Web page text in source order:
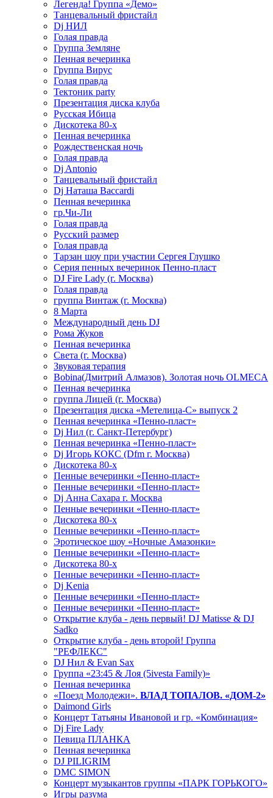
Легенда! Группа «Демо»
Танцевальный фристайл
Dj НИЛ
Голая правда
Группа Земляне
Пенная вечеринка
Группа Вирус
Голая правда
Тектоник party
Презентация диска клуба
Русская Ибица
Дискотека 80-х
Пенная вечеринка
Рождественская ночь
Голая правда
Dj Antonio
Танцевальный фристайл
Dj Наташа Baccardi
Пенная вечеринка
гр.Чи-Ли
Голая правда
Русский размер
Голая правда
Тарзан шоу при участии Сергея Глушко
Серия пенных вечеринок Пенно-пласт
DJ Fire Lady (г. Москва)
Голая правда
группа Винтаж (г. Москва)
8 Марта
Международный день DJ
Рома Жуков
Пенная вечеринка
Света (г. Москва)
Звуковая терапия
Bobina(Дмитрий Алмазов). Золотая ночь OLMECA
Пенная вечеринка
группа Лицей (г. Москва)
Презентация диска «Метелица-С» выпуск 2
Пенная вечеринка «Пенно-пласт»
Dj Нил (г. Санкт-Петербург)
Пенная вечеринка «Пенно-пласт»
Dj Игорь КОКС (Dfm г. Москва)
Дискотека 80-х
Пенные вечеринки «Пенно-пласт»
Пенные вечеринки «Пенно-пласт»
Dj Анна Сахара г. Москва
Пенные вечеринки «Пенно-пласт»
Дискотека 80-х
Пенные вечеринки «Пенно-пласт»
Эротическое шоу «Ночные Амазонки»
Пенные вечеринки «Пенно-пласт»
Дискотека 80-х
Пенные вечеринки «Пенно-пласт»
Dj Kenia
Пенные вечеринки «Пенно-пласт»
Пенные вечеринки «Пенно-пласт»
Открытие клуба - день первый! DJ Matisse & DJ
Sadko
Открытие клуба - день второй! Группа
"РЕФЛЕКС"
DJ Нил & Evan Sax
Группа «23:45 & Лоя (5ivesta Family)»
Пенная вечеринка
«Поезд Молодежи». ВЛАД ТОПАЛОВ. «ДОМ-2»
Daimond Girls
Концерт Татьяны Ивановой и гр. «Комбинация»
Dj Fire Lady
Певица ПЛАНКА
Пенная вечеринка
DJ PILIGRIM
DMC SIMON
Концерт музыкантов группы «ПАРК ГОРЬКОГО»
Игры разума